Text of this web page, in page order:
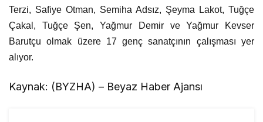
Terzi, Safiye Otman, Semiha Adsız, Şeyma Lakot, Tuğçe
Çakal, Tuğçe Şen, Yağmur Demir ve Yağmur Kevser
Barutçu olmak üzere 17 genç sanatçının çalışması yer
alıyor.
Kaynak: (BYZHA) – Beyaz Haber Ajansı